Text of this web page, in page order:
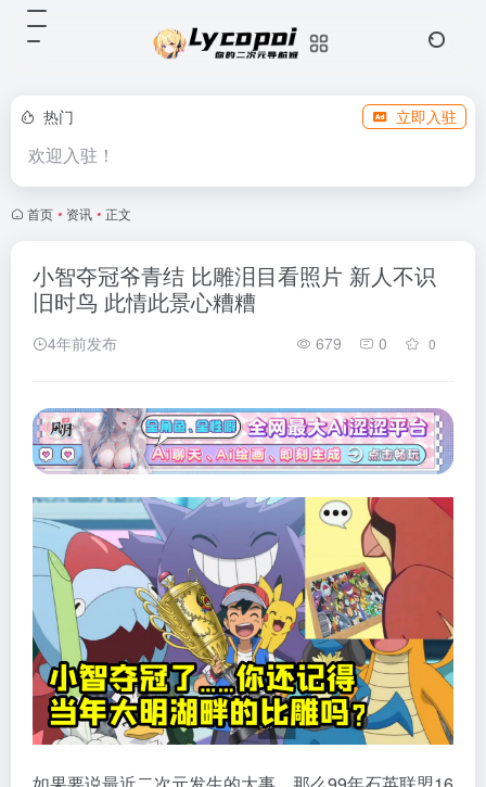
热门 立即入驻
欢迎入驻！
首页 • 资讯 • 正文
小智夺冠爷青结 比雕泪目看照片 新人不识
旧时鸟 此情此景心糟糟
4年前发布 679 0 0